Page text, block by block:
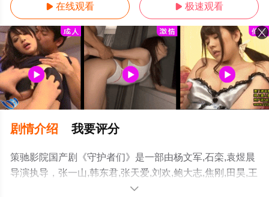
 在线观看  极速观看
剧情介绍 我要评分
策驰影院国产剧《守护者们》是一部由杨文军,石栾,袁煜晨
导演执导，张一山,韩东君,张天爱,刘欢,鲍大志,焦刚,田昊,王
建国,汪汐潮,朱刚日尧,范诗然,王姿允,贺镪,关畅,马跃,黄蓉,
